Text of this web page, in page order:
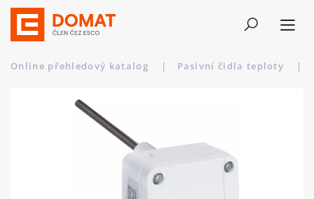
Online přehledový katalog | Pasivní čidla teploty |